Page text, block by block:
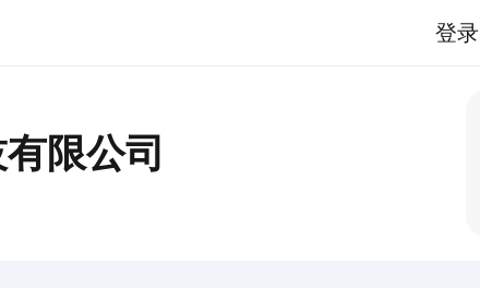
登录
限公司